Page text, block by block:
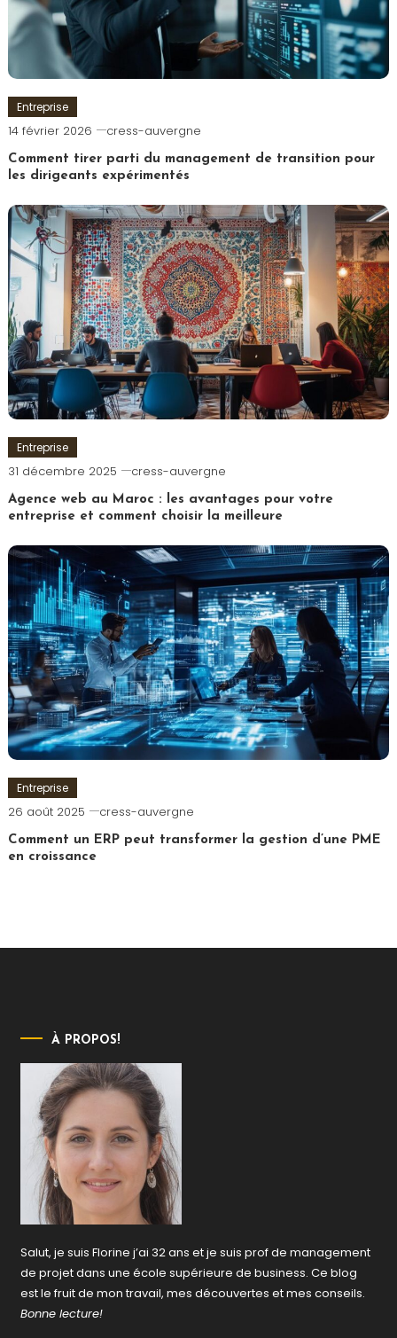
Entreprise
14 février 2026 cress-auvergne
Comment tirer parti du management de transition pour
les dirigeants expérimentés
Entreprise
31 décembre 2025 cress-auvergne
Agence web au Maroc : les avantages pour votre
entreprise et comment choisir la meilleure
Entreprise
26 août 2025 cress-auvergne
Comment un ERP peut transformer la gestion d’une PME
en croissance
À PROPOS!
Salut, je suis Florine j’ai 32 ans et je suis prof de management
de projet dans une école supérieure de business. Ce blog
est le fruit de mon travail, mes découvertes et mes conseils.
Bonne lecture!